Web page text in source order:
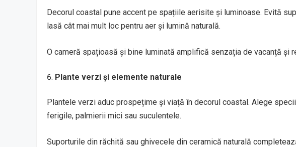
Decorul coastal pune accent pe spațiile aerisite și luminoase. Evită
lasă cât mai mult loc pentru aer și lumină naturală.
O cameră spațioasă și bine luminată amplifică senzația de vacanță și
Plante verzi și elemente naturale
Plantele verzi aduc prospețime și viață în decorul coastal. Alege
ferigile, palmierii mici sau suculentele.
Suporturile din răchită sau ghivecele din ceramică naturală